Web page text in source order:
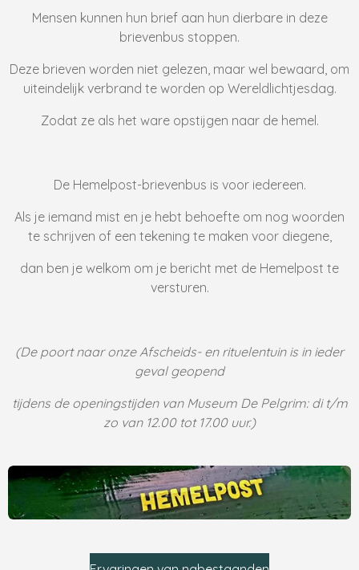
Mensen kunnen hun brief aan hun dierbare in deze
brievenbus stoppen.
Deze brieven worden niet gelezen, maar wel bewaard, om
uiteindelijk verbrand te worden op Wereldlichtjesdag.
Zodat ze als het ware opstijgen naar de hemel.
De Hemelpost-brievenbus is voor iedereen.
Als je iemand mist en je hebt behoefte om nog woorden
te schrijven of een tekening te maken voor diegene,
dan ben je welkom om je bericht met de Hemelpost te
versturen.
(De poort naar onze Afscheids- en rituelentuin is in ieder
geval geopend
tijdens de openingstijden van Museum De Pelgrim: di t/m
zo van 12.00 tot 17.00 uur.)